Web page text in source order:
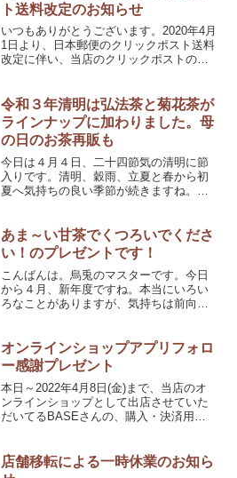
ト送料改定のお知らせ
いつもありがとうございます。2020年4月
1日より、日本郵便のクリックポスト送料
改定に伴い、当店のクリックポストの送
円ご負担をおかけして大変恐縮ではござ
います...
令和３年清明は弘法茶と菊花茶が
ラインナップに加わりました。母
の日のお茶再販も
今日は４月４日、二十四節気の清明に節
入りです。清明、穀雨、立夏と春から初
夏へ気持ちの良い季節が続きますね。４
いつものことながら、段取りが悪いので
今月も更新がギリギリにな...
あま～い甘茶でくつろいでくださ
い！のプレゼントです！
こんばんは。烏兎のマスターです。今日
から４月、新年度ですね。本当にいろい
ろなことがありますが、気持ちは前向き
オンラインショップアプリフォロ
ー感謝プレゼント
本日～2022年4月8日(金)まで、当店のオ
ンラインショップとして出店させていた
だいてるBASEさんの、購入・決済用ア
す。オンラインショップアプリフォロー
感謝プレ...
店舗移転による一時休業のお知ら